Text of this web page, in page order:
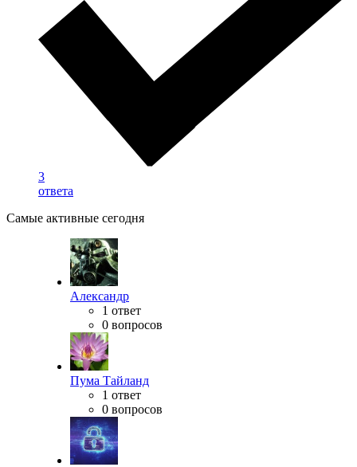
3
ответа
Самые активные сегодня
Александр
1 ответ
0 вопросов
Пума Тайланд
1 ответ
0 вопросов